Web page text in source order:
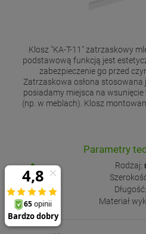
Klosz "KA-T-11" zatrzaskowy
podstawową funkcją jest
zabezpieczenie go przed
Zatrzaskowa osłona
posiadamy miejsca na
(np. w meblach). Klosz
Parametry
Rodzaj:
Długość:
Materiał